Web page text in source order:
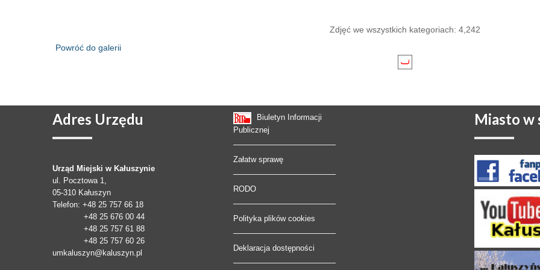
Zdjęć we wszystkich kategoriach: 4,242
Powróć do galerii
Adres Urzędu
Urząd Miejski w Kałuszynie
ul. Pocztowa 1,
05-310 Kałuszyn
Telefon: +48 25 757 66 18
+48 25 676 00 44
+48 25 757 61 88
+48 25 757 60 26
umkaluszyn@kaluszyn.pl
Biuletyn Informacji
Publicznej
Załatw sprawę
RODO
Polityka plików cookies
Deklaracja dostępności
Miasto w